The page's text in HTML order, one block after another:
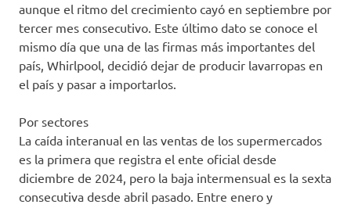
aunque el ritmo del crecimiento cayó en septiembre por
tercer mes consecutivo. Este último dato se conoce el
mismo día que una de las firmas más importantes del
país, Whirlpool, decidió dejar de producir lavarropas en
el país y pasar a importarlos.
Por sectores
La caída interanual en las ventas de los supermercados
es la primera que registra el ente oficial desde
diciembre de 2024, pero la baja intermensual es la sexta
consecutiva desde abril pasado. Entre enero y